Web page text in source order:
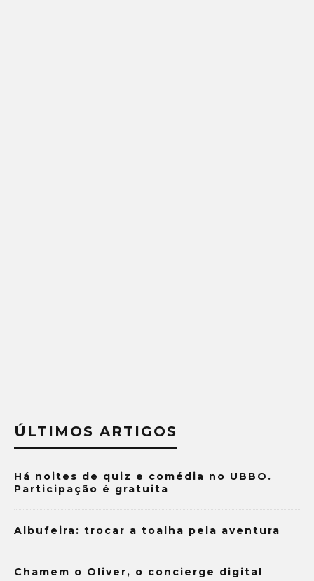
ÚLTIMOS ARTIGOS
Há noites de quiz e comédia no UBBO.
Participação é gratuita
Albufeira: trocar a toalha pela aventura
Chamem o Oliver, o concierge digital